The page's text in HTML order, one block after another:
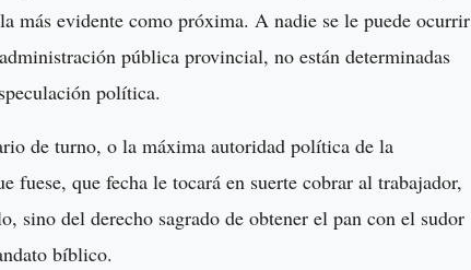
más evidente como próxima. A nadie se le puede ocurrir
pública provincial, no están determinadas
política.
de turno, o la máxima autoridad política de la
fuese, que fecha le tocará en suerte cobrar al trabajador,
sino del derecho sagrado de obtener el pan con el sudor
bíblico.